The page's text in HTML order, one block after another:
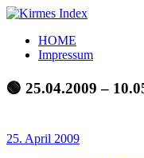
Zum
springen
Kirmes
Index
Tourpläne
der
letzten
HOME
Impressum
🟢 25.04.2009 –
25. April 2009